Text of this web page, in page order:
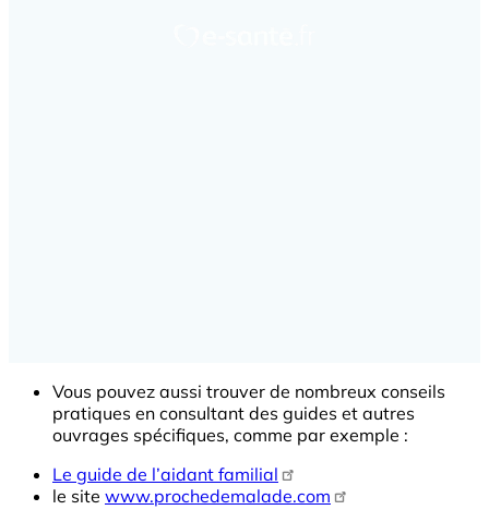
Vous pouvez aussi trouver de nombreux conseils
pratiques en consultant des guides et autres
ouvrages spécifiques, comme par exemple :
Le guide de l’aidant familial
le site www.prochedemalade.com